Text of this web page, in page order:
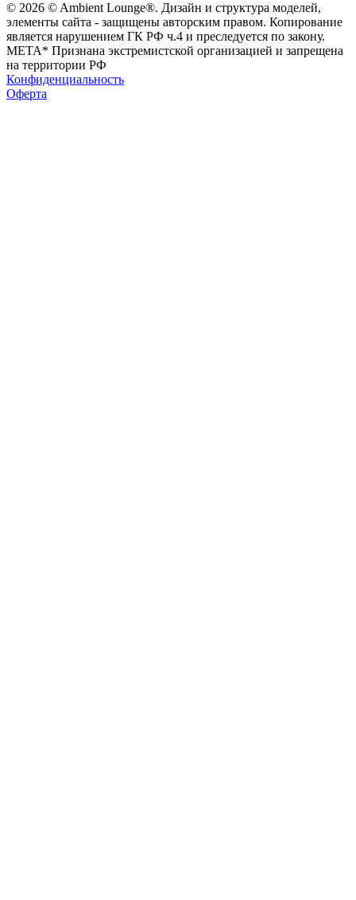
© 2026 © Ambient Lounge®. Дизайн и структура моделей,
элементы сайта - защищены авторским правом. Копирование
является нарушением ГК РФ ч.4 и преследуется по закону.
МЕТА* Признана экстремистской организацией и запрещена
на территории РФ
Конфиденциальность
Оферта